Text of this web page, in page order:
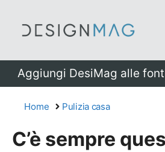
Aggiungi DesiMag alle
Home Pulizia casa
C’è sempre